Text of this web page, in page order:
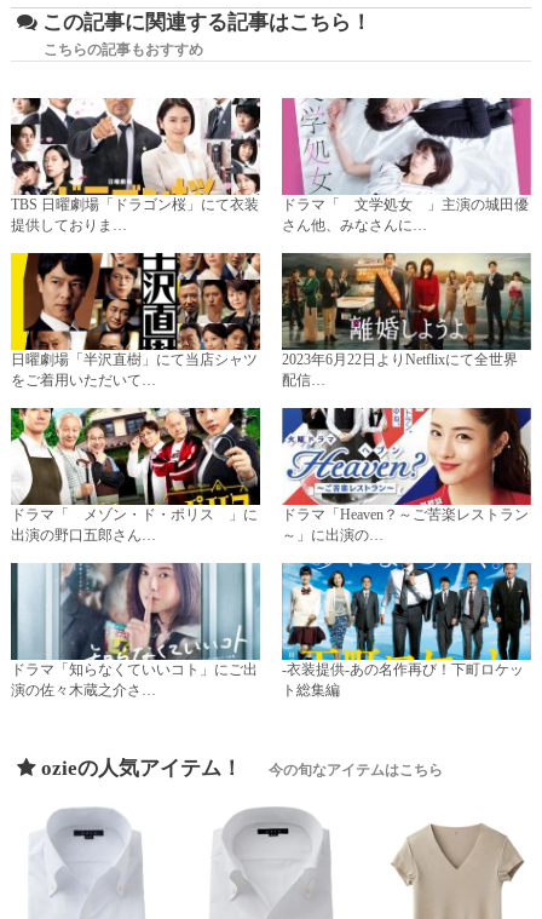
この記事に関連する記事はこちら！
こちらの記事もおすすめ
TBS 日曜劇場「ドラゴン桜」にて衣装
提供しておりま…
ドラマ「 文学処女 」主演の城田優
さん他、みなさんに…
日曜劇場「半沢直樹」にて当店シャツ
をご着用いただいて…
2023年6月22日よりNetflixにて全世界
配信…
ドラマ「 メゾン・ド・ポリス 」に
出演の野口五郎さん…
ドラマ「Heaven？～ご苦楽レストラン
～」に出演の…
ドラマ「知らなくていいコト」にご出
演の佐々木蔵之介さ…
-衣装提供-あの名作再び！下町ロケッ
ト総集編
ozieの人気アイテム！ 今の旬なアイテムはこちら